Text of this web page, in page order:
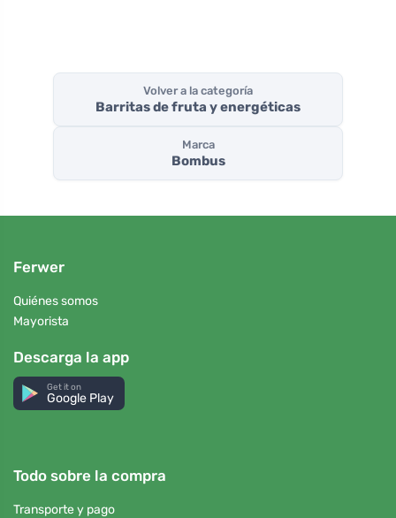
Volver a la categoría
Barritas de fruta y energéticas
Marca
Bombus
Ferwer
Quiénes somos
Mayorista
Descarga la app
Get it on
Google Play
Todo sobre la compra
Transporte y pago